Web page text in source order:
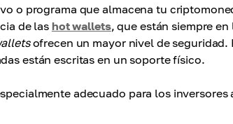
o programa que almacena tu
de las hot wallets, que están siempre
ofrecen un mayor nivel de seguridad.
están escritas en un soporte físico.
adecuado para los